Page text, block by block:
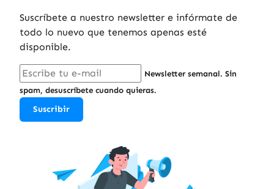
Suscríbete a nuestro newsletter e infórmate de
todo lo nuevo que tenemos apenas esté
disponible.
Newsletter semanal. Sin
spam, desuscríbete cuando quieras.
Suscribir